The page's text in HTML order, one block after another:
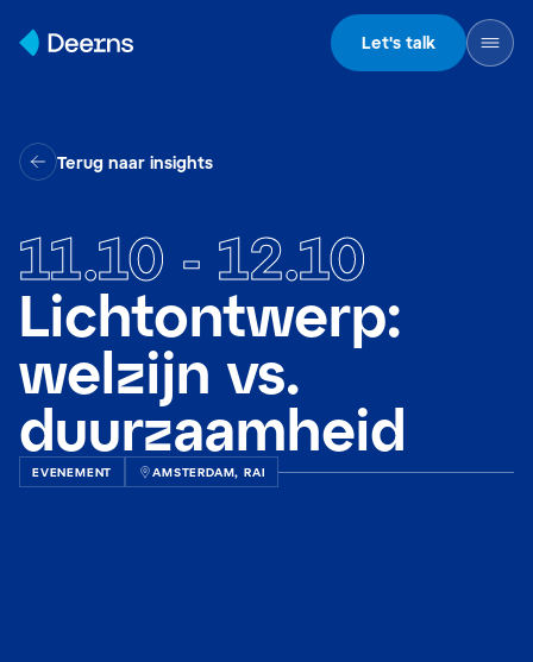
Let's talk
Terug naar insights
11.10 - 12.10
Lichtontwerp:
welzijn vs.
duurzaamheid
EVENEMENT AMSTERDAM, RAI